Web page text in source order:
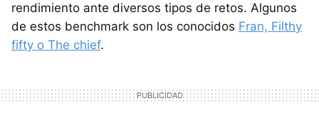
rendimiento ante diversos tipos de retos. Algunos
de estos benchmark son los conocidos Fran, Filthy
fifty o The chief.